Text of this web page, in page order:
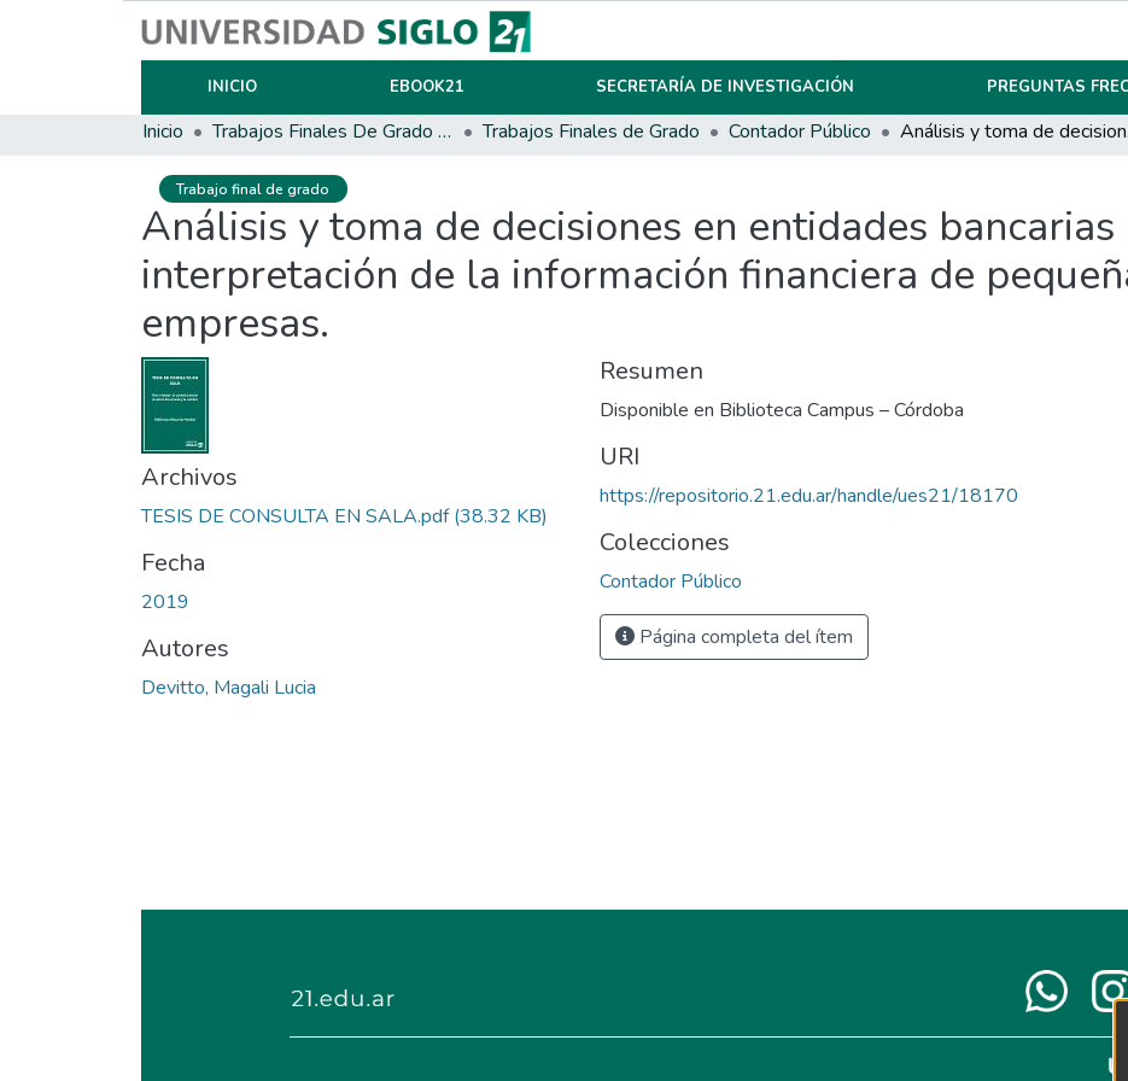
INICIO EBOOK21 SECRETARÍA DE INVESTIGACIÓN PREGUNTAS
Inicio Trabajos Finales De Grado Y Posgrado Trabajos Finales de Grado Contador Público Análisis y
Trabajo final de grado
Análisis y toma de decisiones en entidades
interpretación de la información financiera de
empresas.
Archivos
TESIS DE CONSULTA EN SALA.pdf(38.32 KB)
Fecha
2019
Autores
Devitto, Magali Lucia
Resumen
Disponible en Biblioteca Campus – Córdoba
URI
https://repositorio.21.edu.ar/handle/ues21/18170
Colecciones
Contador Público
Página completa del ítem